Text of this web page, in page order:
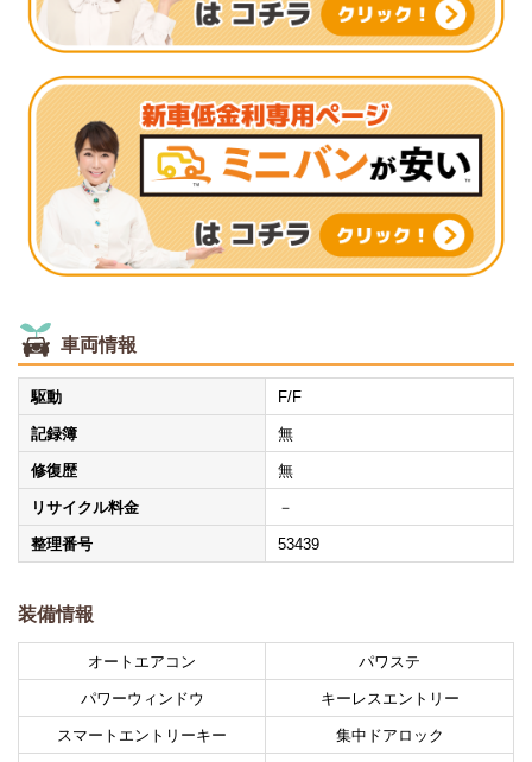
車両情報
駆動 F/F
記録簿 無
修復歴 無
リサイクル料金 －
整理番号 53439
装備情報
オートエアコン パワステ
パワーウィンドウ キーレスエントリー
スマートエントリーキー 集中ドアロック